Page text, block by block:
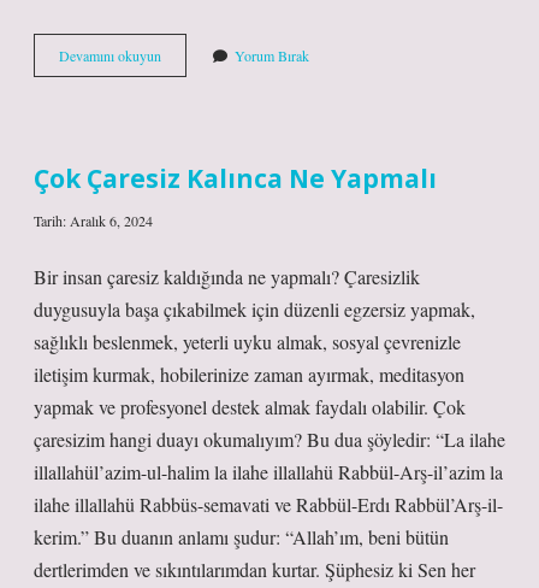
Devamını okuyun
Kınıklı
Yorum Bırak
Çok Çaresiz Kalınca Ne Yapmalı
Tarih: Aralık 6, 2024
Bir insan çaresiz kaldığında ne yapmalı? Çaresizlik
duygusuyla başa çıkabilmek için düzenli egzersiz yapmak,
sağlıklı beslenmek, yeterli uyku almak, sosyal çevrenizle
iletişim kurmak, hobilerinize zaman ayırmak, meditasyon
yapmak ve profesyonel destek almak faydalı olabilir. Çok
çaresizim hangi duayı okumalıyım? Bu dua şöyledir: “La ilahe
illallahül’azim-ul-halim la ilahe illallahü Rabbül-Arş-il’azim la
ilahe illallahü Rabbüs-semavati ve Rabbül-Erdı Rabbül’Arş-il-
kerim.” Bu duanın anlamı şudur: “Allah’ım, beni bütün
dertlerimden ve sıkıntılarımdan kurtar. Şüphesiz ki Sen her